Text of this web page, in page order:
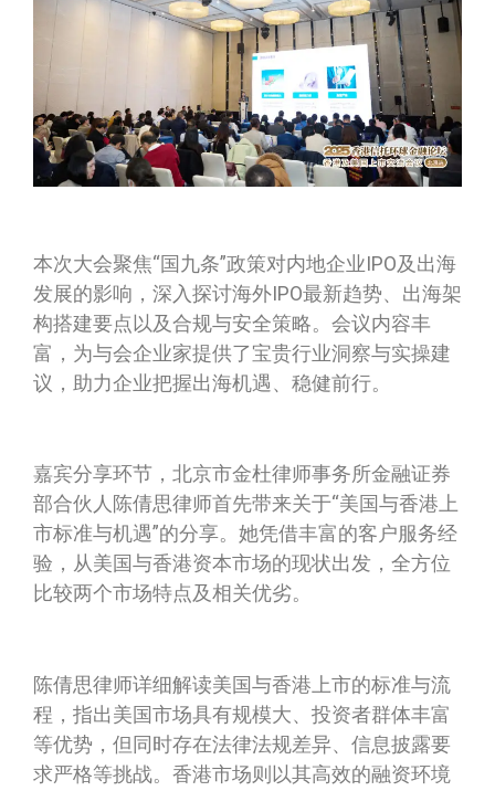
本次大会聚焦“国九条”政策对内地企业IPO及出海
发展的影响，深入探讨海外IPO最新趋势、出海架
构搭建要点以及合规与安全策略。会议内容丰
富，为与会企业家提供了宝贵行业洞察与实操建
议，助力企业把握出海机遇、稳健前行。
嘉宾分享环节，北京市金杜律师事务所金融证券
部合伙人陈倩思律师首先带来关于“美国与香港上
市标准与机遇”的分享。她凭借丰富的客户服务经
验，从美国与香港资本市场的现状出发，全方位
比较两个市场特点及相关优劣。
陈倩思律师详细解读美国与香港上市的标准与流
程，指出美国市场具有规模大、投资者群体丰富
等优势，但同时存在法律法规差异、信息披露要
求严格等挑战。香港市场则以其高效的融资环境